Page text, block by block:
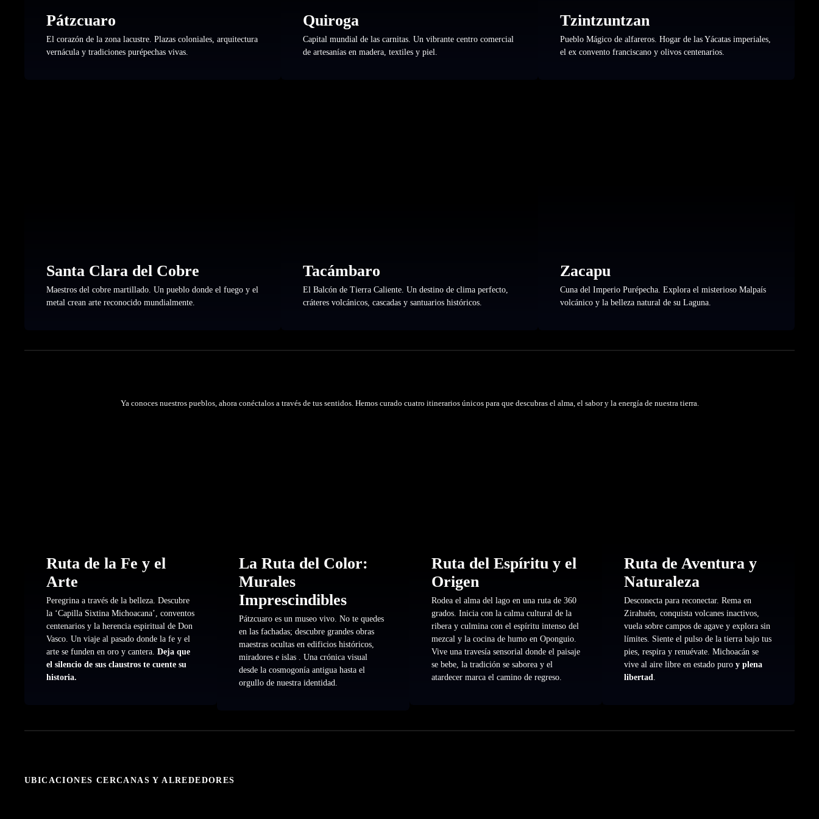
Pátzcuaro
El corazón de la zona lacustre. Plazas coloniales, arquitectura
vernácula y tradiciones purépechas vivas.
Quiroga
Capital mundial de las carnitas. Un vibrante centro comercial
de artesanías en madera, textiles y piel.
Tzintzuntzan
Pueblo Mágico de alfareros. Hogar de las Yácatas imperiales,
el ex convento franciscano y olivos centenarios.
Santa Clara del Cobre
Maestros del cobre martillado. Un pueblo donde el fuego y el
metal crean arte reconocido mundialmente.
Tacámbaro
El Balcón de Tierra Caliente. Un destino de clima perfecto,
cráteres volcánicos, cascadas y santuarios históricos.
Zacapu
Cuna del Imperio Purépecha. Explora el misterioso Malpaís
volcánico y la belleza natural de su Laguna.
Ya conoces nuestros pueblos, ahora conéctalos a través de tus sentidos. Hemos curado cuatro itinerarios únicos para que descubras el alma, el sabor y la energía de nuestra tierra.
Ruta de la Fe y el
Arte
Peregrina a través de la belleza. Descubre
la ‘Capilla Sixtina Michoacana’, conventos
centenarios y la herencia espiritual de Don
Vasco. Un viaje al pasado donde la fe y el
arte se funden en oro y cantera. Deja que
el silencio de sus claustros te cuente su
historia.
La Ruta del Color:
Murales
Imprescindibles
Pátzcuaro es un museo vivo. No te quedes
en las fachadas; descubre grandes obras
maestras ocultas en edificios históricos,
miradores e islas . Una crónica visual
desde la cosmogonía antigua hasta el
orgullo de nuestra identidad.
Ruta del Espíritu y el
Origen
Rodea el alma del lago en una ruta de 360
grados. Inicia con la calma cultural de la
ribera y culmina con el espíritu intenso del
mezcal y la cocina de humo en Oponguio.
Vive una travesía sensorial donde el paisaje
se bebe, la tradición se saborea y el
atardecer marca el camino de regreso.
Ruta de Aventura y
Naturaleza
Desconecta para reconectar. Rema en
Zirahuén, conquista volcanes inactivos,
vuela sobre campos de agave y explora sin
límites. Siente el pulso de la tierra bajo tus
pies, respira y renuévate. Michoacán se
vive al aire libre en estado puro y plena
libertad.
UBICACIONES CERCANAS Y ALREDEDORES